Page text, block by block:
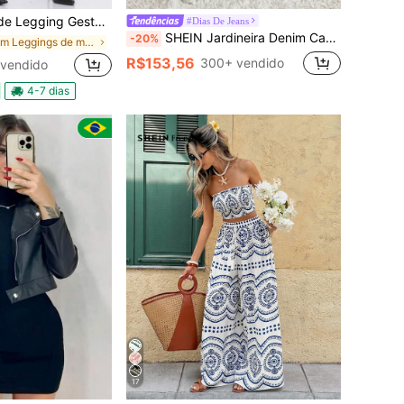
Cós Alto Calça Blackout Perneiras
em Leggings de maternidade
4-7 dias
#Dias De Jeans
-20% SHEIN Jardineira Denim Casual Solta de Perna Larga Azul Ajustável para Gestantes
R$153,56 300+ vendido
17